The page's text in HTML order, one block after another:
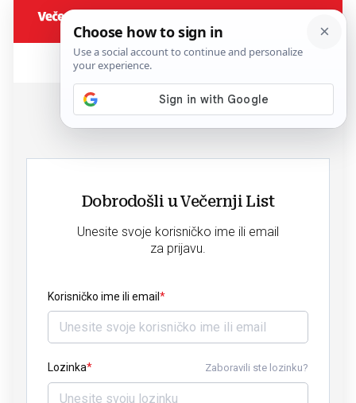
Dobrodošli u Večernji List
Unesite svoje korisničko ime ili email
za prijavu.
Korisničko ime ili email
Lozinka Zaboravili ste lozinku?